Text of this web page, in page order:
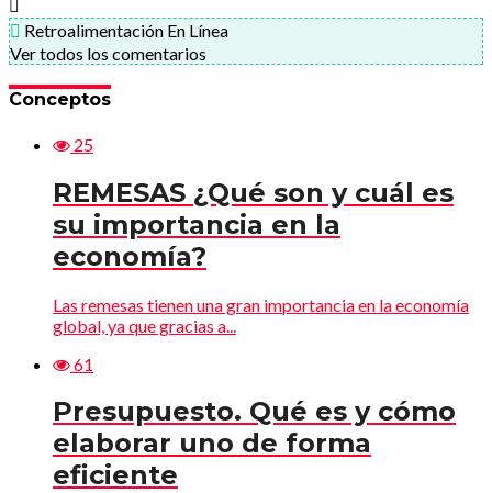
Retroalimentación En Línea
Ver todos los comentarios
Conceptos
25
REMESAS ¿Qué son y cuál es
su importancia en la
economía?
Las remesas tienen una gran importancia en la economía
global, ya que gracias a...
61
Presupuesto. Qué es y cómo
elaborar uno de forma
eficiente